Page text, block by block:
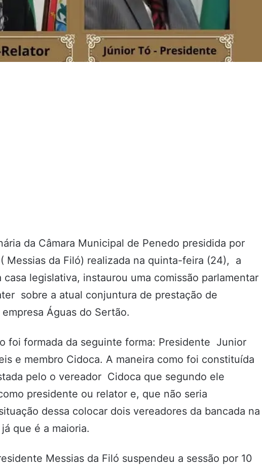
da Câmara Municipal de Penedo presidida por
Messias da Filó) realizada na quinta-feira (24), a
casa legislativa, instaurou uma comissão parlamentar
sobre a atual conjuntura de prestação de
Águas do Sertão.
foi formada da seguinte forma: Presidente Junior
e membro Cidoca. A maneira como foi constituída
pelo o vereador Cidoca que segundo ele
presidente ou relator e, que não seria
dessa colocar dois vereadores da bancada na
que é a maioria.
Messias da Filó suspendeu a sessão por 10